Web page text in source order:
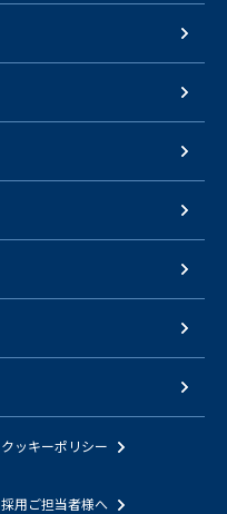
クッキーポリシー
採用ご担当者様へ